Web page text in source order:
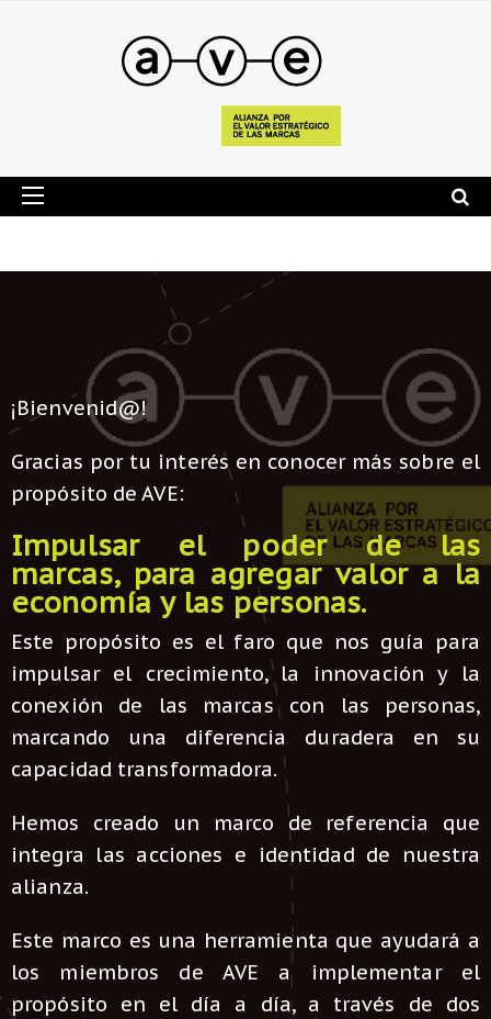
¡Bienvenid@!
Gracias por tu interés en conocer más sobre el
propósito de AVE:
Impulsar el poder de las
marcas, para agregar valor a la
economía y las personas.
Este propósito es el faro que nos guía para
impulsar el crecimiento, la innovación y la
conexión de las marcas con las personas,
marcando una diferencia duradera en su
capacidad transformadora.
Hemos creado un marco de referencia que
integra las acciones e identidad de nuestra
alianza.
Este marco es una herramienta que ayudará a
los miembros de AVE a implementar el
propósito en el día a día, a través de dos